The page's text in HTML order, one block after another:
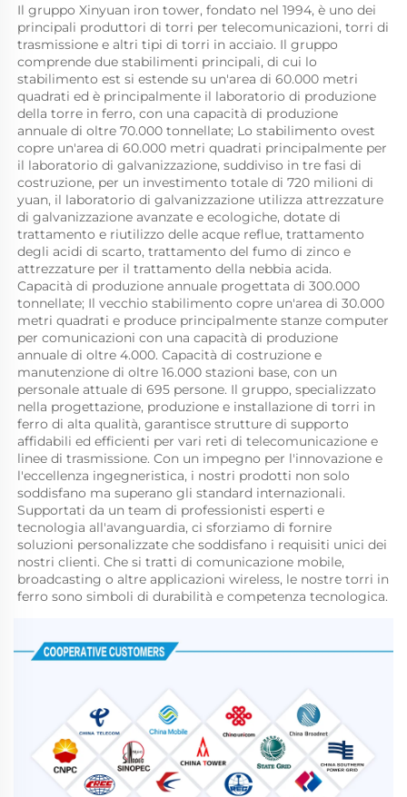
Il gruppo Xinyuan iron tower, fondato nel 1994, è uno dei
principali produttori di torri per telecomunicazioni, torri di
trasmissione e altri tipi di torri in acciaio. Il gruppo
comprende due stabilimenti principali, di cui lo
stabilimento est si estende su un'area di 60.000 metri
quadrati ed è principalmente il laboratorio di produzione
della torre in ferro, con una capacità di produzione
annuale di oltre 70.000 tonnellate; Lo stabilimento ovest
copre un'area di 60.000 metri quadrati principalmente per
il laboratorio di galvanizzazione, suddiviso in tre fasi di
costruzione, per un investimento totale di 720 milioni di
yuan, il laboratorio di galvanizzazione utilizza attrezzature
di galvanizzazione avanzate e ecologiche, dotate di
trattamento e riutilizzo delle acque reflue, trattamento
degli acidi di scarto, trattamento del fumo di zinco e
attrezzature per il trattamento della nebbia acida.
Capacità di produzione annuale progettata di 300.000
tonnellate; Il vecchio stabilimento copre un'area di 30.000
metri quadrati e produce principalmente stanze computer
per comunicazioni con una capacità di produzione
annuale di oltre 4.000. Capacità di costruzione e
manutenzione di oltre 16.000 stazioni base, con un
personale attuale di 695 persone. Il gruppo, specializzato
nella progettazione, produzione e installazione di torri in
ferro di alta qualità, garantisce strutture di supporto
affidabili ed efficienti per vari reti di telecomunicazione e
linee di trasmissione. Con un impegno per l'innovazione e
l'eccellenza ingegneristica, i nostri prodotti non solo
soddisfano ma superano gli standard internazionali.
Supportati da un team di professionisti esperti e
tecnologia all'avanguardia, ci sforziamo di fornire
soluzioni personalizzate che soddisfano i requisiti unici dei
nostri clienti. Che si tratti di comunicazione mobile,
broadcasting o altre applicazioni wireless, le nostre torri in